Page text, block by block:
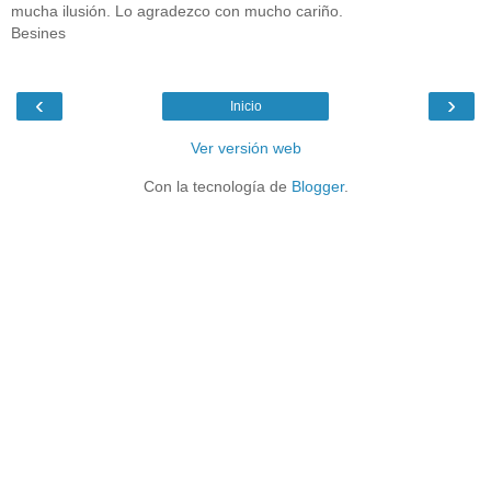
mucha ilusión. Lo agradezco con mucho cariño.
Besines
‹ ›
Inicio
Ver versión web
Con la tecnología de Blogger.